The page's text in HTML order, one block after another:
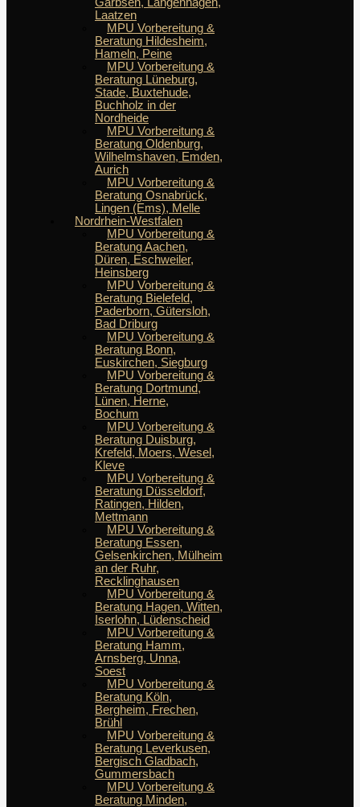
Garbsen, Langenhagen,
Laatzen
MPU Vorbereitung &
Beratung Hildesheim,
Hameln, Peine
MPU Vorbereitung &
Beratung Lüneburg,
Stade, Buxtehude,
Buchholz in der
Nordheide
MPU Vorbereitung &
Beratung Oldenburg,
Wilhelmshaven, Emden,
Aurich
MPU Vorbereitung &
Beratung Osnabrück,
Lingen (Ems), Melle
Nordrhein-Westfalen
MPU Vorbereitung &
Beratung Aachen,
Düren, Eschweiler,
Heinsberg
MPU Vorbereitung &
Beratung Bielefeld,
Paderborn, Gütersloh,
Bad Driburg
MPU Vorbereitung &
Beratung Bonn,
Euskirchen, Siegburg
MPU Vorbereitung &
Beratung Dortmund,
Lünen, Herne,
Bochum
MPU Vorbereitung &
Beratung Duisburg,
Krefeld, Moers, Wesel,
Kleve
MPU Vorbereitung &
Beratung Düsseldorf,
Ratingen, Hilden,
Mettmann
MPU Vorbereitung &
Beratung Essen,
Gelsenkirchen, Mülheim
an der Ruhr,
Recklinghausen
MPU Vorbereitung &
Beratung Hagen, Witten,
Iserlohn, Lüdenscheid
MPU Vorbereitung &
Beratung Hamm,
Arnsberg, Unna,
Soest
MPU Vorbereitung &
Beratung Köln,
Bergheim, Frechen,
Brühl
MPU Vorbereitung &
Beratung Leverkusen,
Bergisch Gladbach,
Gummersbach
MPU Vorbereitung &
Beratung Minden,